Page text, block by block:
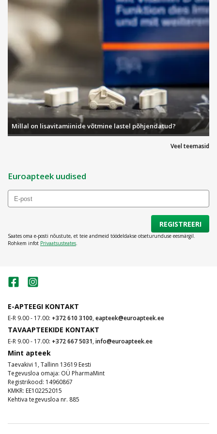
Veel teemasid
Millal on lisavitamiinide võtmine lastel põhjendatud?
Euroapteek uudised
REGISTREERI
Saates oma e-posti nõustute, et teie andmeid töödeldakse otseturunduse eesmärgil.
Rohkem infot Privaatsusteates.
E-APTEEGI KONTAKT
E-R 9.00 - 17.00: +372 610 3100,eapteek@euroapteek.ee
TAVAAPTEEKIDE KONTAKT
E-R 9.00 - 17.00: +372 667 5031,info@euroapteek.ee
Mint apteek
Taevakivi 1, Tallinn 13619 Eesti
Tegevusloa omaja: OÜ PharmaMint
Registrikood: 14960867
KMKR: EE102252015
Kehtiva tegevusloa nr. 885